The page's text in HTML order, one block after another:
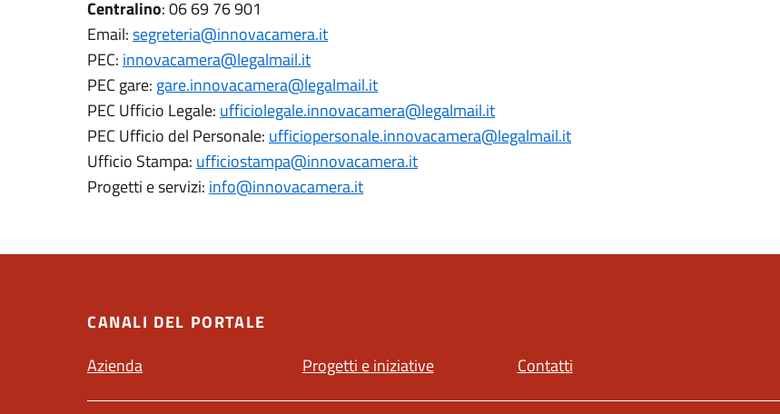
Centralino: 06 69 76 901
Email:segreteria@innovacamera.it
PEC: innovacamera@legalmail.it
PEC gare: gare.innovacamera@legalmail.it
PEC Ufficio Legale: ufficiolegale.innovacamera@legalmail.it
PEC Ufficio del Personale: ufficiopersonale.innovacamera@legalmail.it
Ufficio Stampa: ufficiostampa@innovacamera.it
Progetti e servizi: info@innovacamera.it
CANALI DEL PORTALE
Azienda
Progetti e iniziative Contatti